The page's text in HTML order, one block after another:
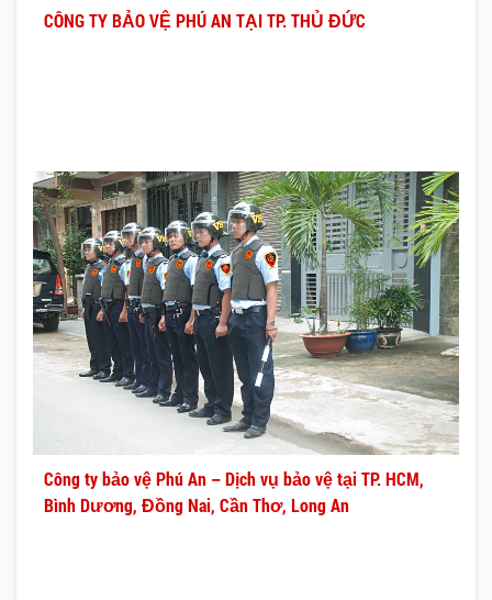
CÔNG TY BẢO VỆ PHÚ AN TẠI TP. THỦ ĐỨC
Công ty bảo vệ Phú An – Dịch vụ bảo vệ tại TP. HCM,
Bình Dương, Đồng Nai, Cần Thơ, Long An